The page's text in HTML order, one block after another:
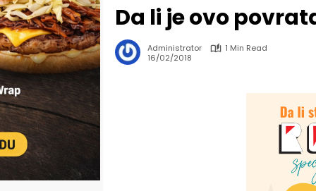
Da li je ovo
Administrator
1 Min Read
16/02/2018